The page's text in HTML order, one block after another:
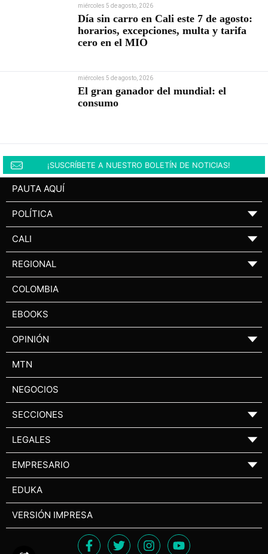
miércoles 5 de agosto, 2026
Día sin carro en Cali este 7 de agosto:
horarios, excepciones, multa y tarifa
cero en el MIO
miércoles 5 de agosto, 2026
El gran ganador del mundial: el
consumo
¡SUSCRÍBETE A NUESTRO BOLETÍN DE NOTICIAS!
PAUTA AQUÍ
POLÍTICA ▼
CALI ▼
REGIONAL ▼
COLOMBIA
EBOOKS
OPINIÓN ▼
MTN
NEGOCIOS
SECCIONES ▼
LEGALES ▼
EMPRESARIO ▼
EDUKA
VERSIÓN IMPRESA